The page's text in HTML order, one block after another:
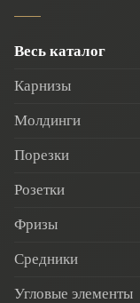
Весь каталог
Карнизы
Молдинги
Порезки
Розетки
Фризы
Средники
Угловые элементы